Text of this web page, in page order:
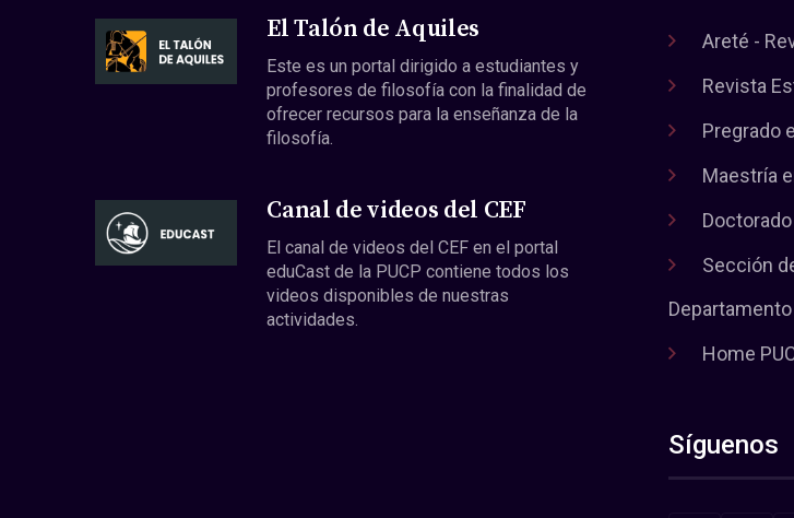
El Talón de Aquiles
Este es un portal dirigido a estudiantes y
profesores de filosofía con la finalidad de
ofrecer recursos para la enseñanza de la
filosofía.
Canal de videos del CEF
El canal de videos del CEF en el portal
eduCast de la PUCP contiene todos los
videos disponibles de nuestras
actividades.
Areté -
Revista
Pregrado
Maestría
Sección
Home
Síguenos